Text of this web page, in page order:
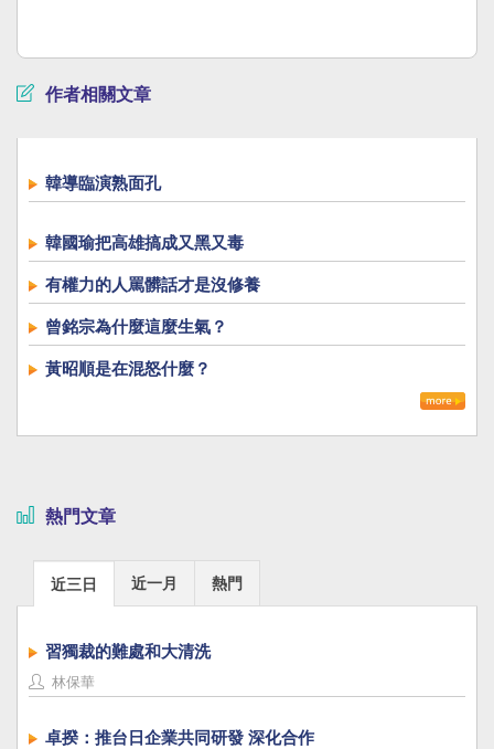
作者相關文章
韓導臨演熟面孔
韓國瑜把高雄搞成又黑又毒
有權力的人罵髒話才是沒修養
曾銘宗為什麼這麼生氣？
黃昭順是在混怒什麼？
熱門文章
近三日 近一月 熱門
習獨裁的難處和大清洗
林保華
卓揆：推台日企業共同研發 深化合作